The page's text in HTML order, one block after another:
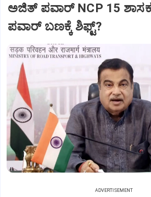
ಅಜಿತ್‌ ಪವಾರ್‌ NCP 15
ಪವಾರ್‌ ಬಣಕ್ಕೆ ಶಿಫ್ಟ್?
ADVERTISEMENT